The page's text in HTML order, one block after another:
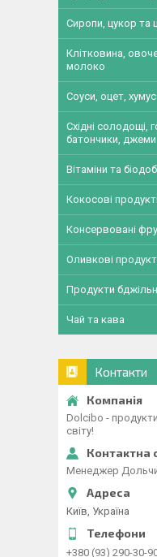
Сиропи, цукор та
Клітковина,
молоко
Соуси, оцет, хумус
Східні солодощі,
батончики, джеми
Вітаміни та
Кокосові
Консервовані
Оливкові
Продукти
Чай та кава
Контакти
Dolcibo -
світу!
Менеджер
Київ, Україна
+380 (93) 290-30-